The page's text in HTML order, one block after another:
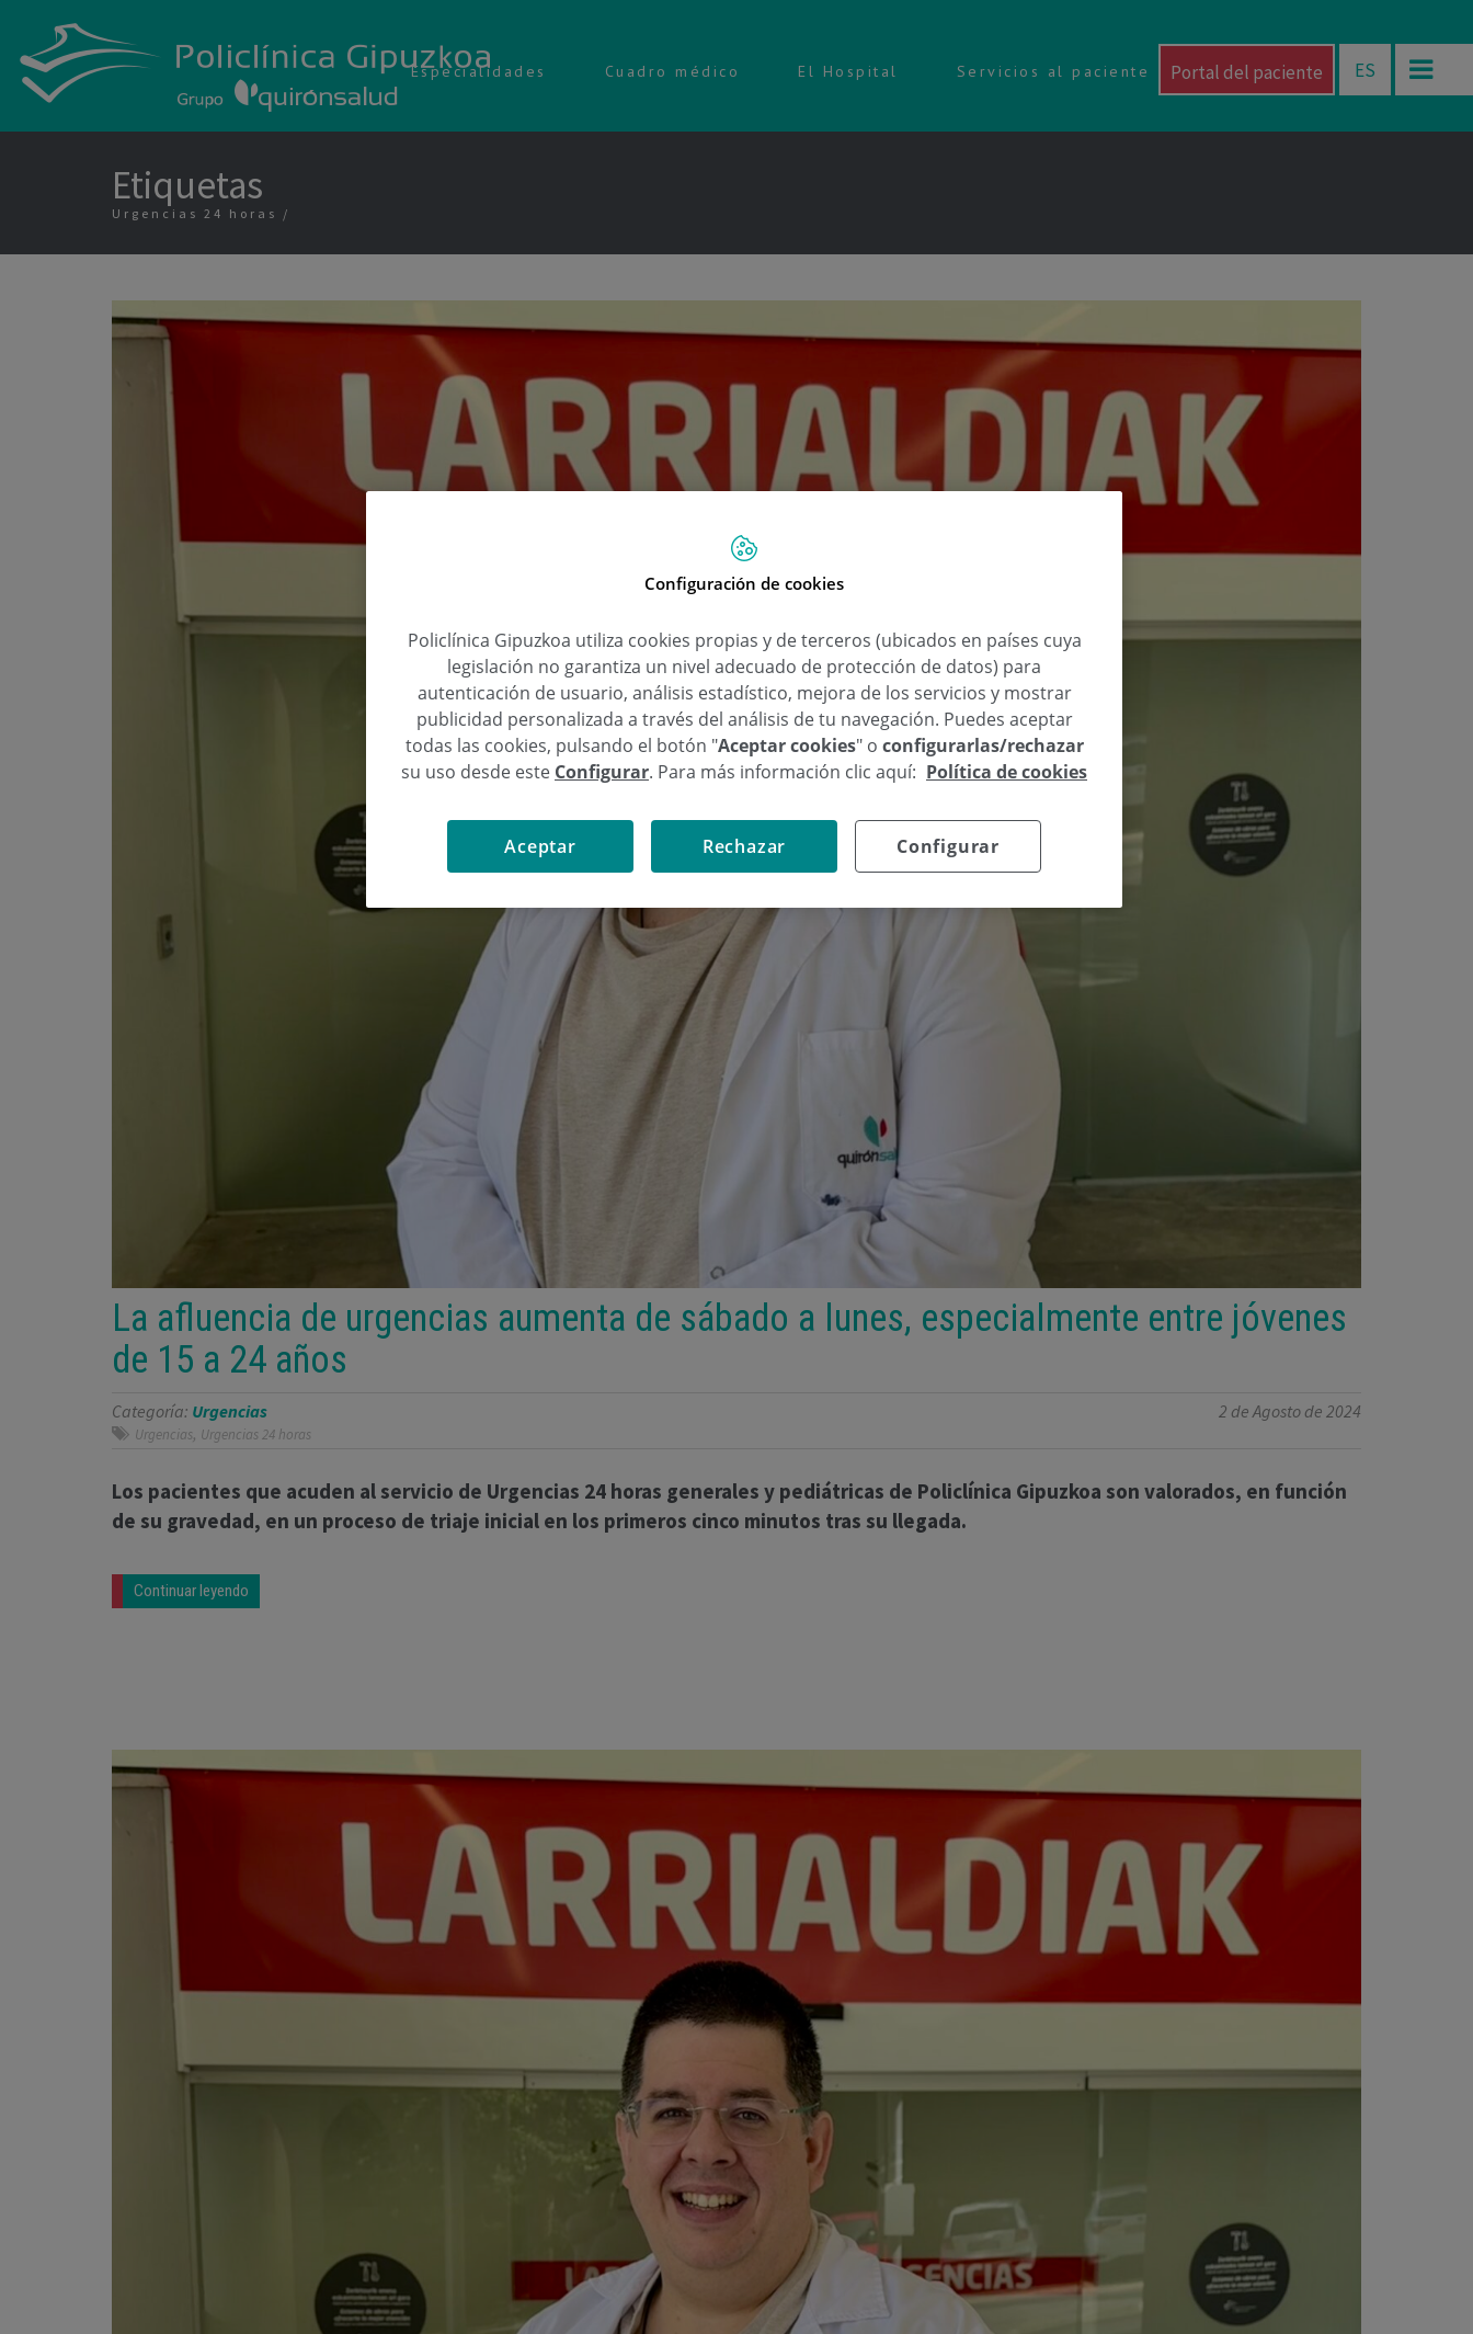
Especialidades Cuadro médico El Hospital Servicios al paciente Portal del paciente ES
Etiquetas
Urgencias 24 horas
La afluencia de urgencias aumenta de sábado a lunes, especialmente entre jóvenes
de 15 a 24 años
Categoría: Urgencias 2 de Agosto de 2024
Urgencias, Urgencias 24 horas
Los pacientes que acuden al servicio de Urgencias 24 horas generales y pediátricas de Policlínica Gipuzkoa son valorados, en función
de su gravedad, en un proceso de triaje inicial en los primeros cinco minutos tras su llegada.
Continuar leyendo
Configuración de cookies
Policlínica Gipuzkoa utiliza cookies propias y de terceros (ubicados en países cuya
legislación no garantiza un nivel adecuado de protección de datos) para
autenticación de usuario, análisis estadístico, mejora de los servicios y mostrar
publicidad personalizada a través del análisis de tu navegación. Puedes aceptar
todas las cookies, pulsando el botón "Aceptar cookies" o configurarlas/rechazar
su uso desde este Configurar. Para más información clic aquí: Política de cookies
Configurar
Rechazar
Aceptar